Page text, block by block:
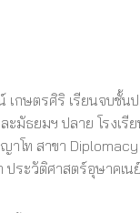
กษตรศิริ เรียนจบชั้น
ะมัธยมฯ ปลาย โรง
ท สาขา
ประวัติศาสตร์อุษาคเ